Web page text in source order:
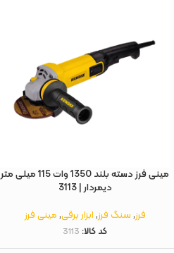
مینی فرز دسته بلند 1350 وات 115 میلی متر
دیمردار | 3113
فرز,سنگ فرز,ابزار برقی,مینی فرز
کد کالا: 3113